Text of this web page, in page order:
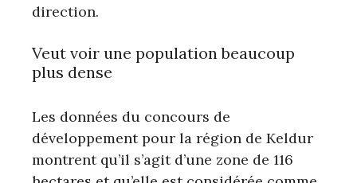
direction.
Veut voir une population beaucoup
plus dense
Les données du concours de
développement pour la région de Keldur
montrent qu’il s’agit d’une zone de 116